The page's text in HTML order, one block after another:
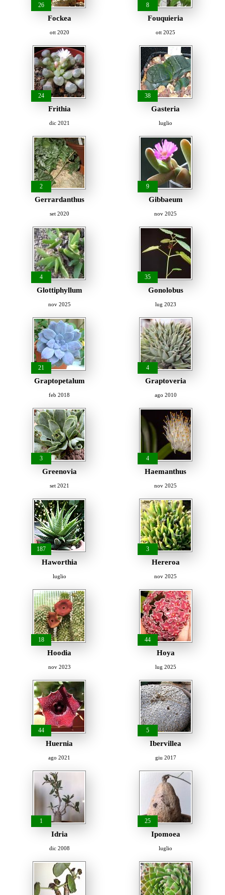
26
Fockea
ott 2020
8
Fouquieria
ott 2025
24
Frithia
dic 2021
38
Gasteria
luglio
2
Gerrardanthus
set 2020
9
Gibbaeum
nov 2025
4
Glottiphyllum
nov 2025
35
Gonolobus
lug 2023
21
Graptopetalum
feb 2018
4
Graptoveria
ago 2010
3
Greenovia
set 2021
4
Haemanthus
nov 2025
187
Haworthia
luglio
3
Hereroa
nov 2025
18
Hoodia
nov 2023
44
Hoya
lug 2025
44
Huernia
ago 2021
5
Ibervillea
giu 2017
1
Idria
dic 2008
25
Ipomoea
luglio